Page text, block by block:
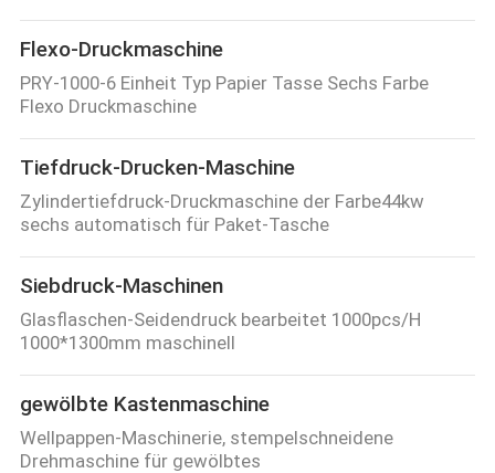
Flexo-Druckmaschine
PRY-1000-6 Einheit Typ Papier Tasse Sechs Farbe
Flexo Druckmaschine
Tiefdruck-Drucken-Maschine
Zylindertiefdruck-Druckmaschine der Farbe44kw
sechs automatisch für Paket-Tasche
Siebdruck-Maschinen
Glasflaschen-Seidendruck bearbeitet 1000pcs/H
1000*1300mm maschinell
gewölbte Kastenmaschine
Wellpappen-Maschinerie, stempelschneidene
Drehmaschine für gewölbtes